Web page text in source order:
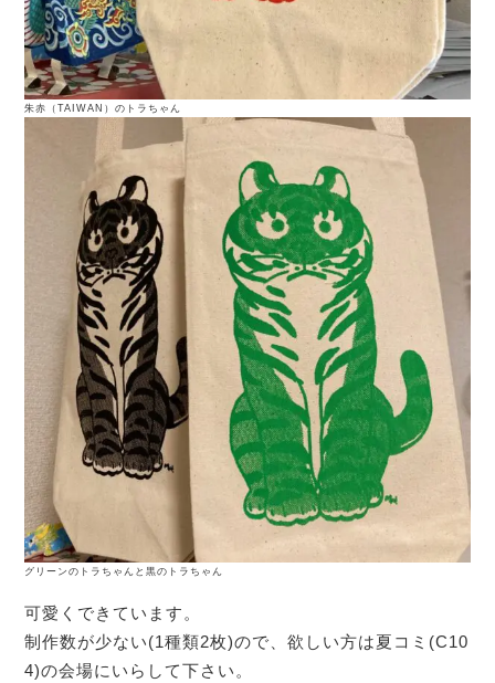
朱赤（TAIWAN）のトラちゃん
グリーンのトラちゃんと黒のトラちゃん
可愛くできています。
制作数が少ない(1種類2枚)ので、欲しい方は夏コミ(C10
4)の会場にいらして下さい。